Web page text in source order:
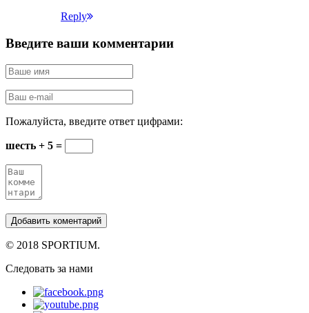
Reply
Введите ваши комментарии
Пожалуйста, введите ответ цифрами:
шесть + 5 =
© 2018 SPORTIUM.
Следовать за нами